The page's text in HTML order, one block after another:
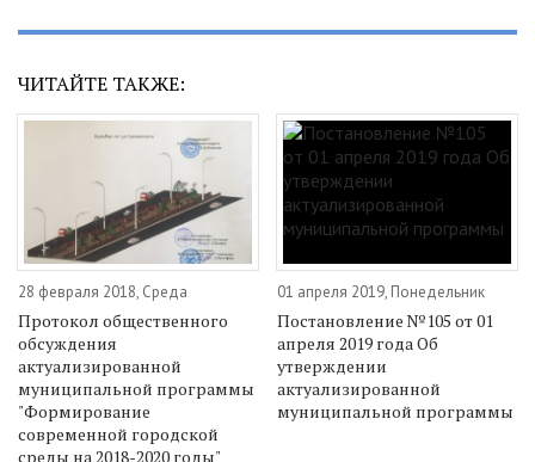
ЧИТАЙТЕ ТАКЖЕ:
28 февраля 2018, Среда
Протокол общественного
обсуждения
актуализированной
муниципальной программы
"Формирование
современной городской
среды на 2018-2020 годы"
01 апреля 2019, Понедельник
Постановление №105 от 01
апреля 2019 года Об
утверждении
актуализированной
муниципальной программы